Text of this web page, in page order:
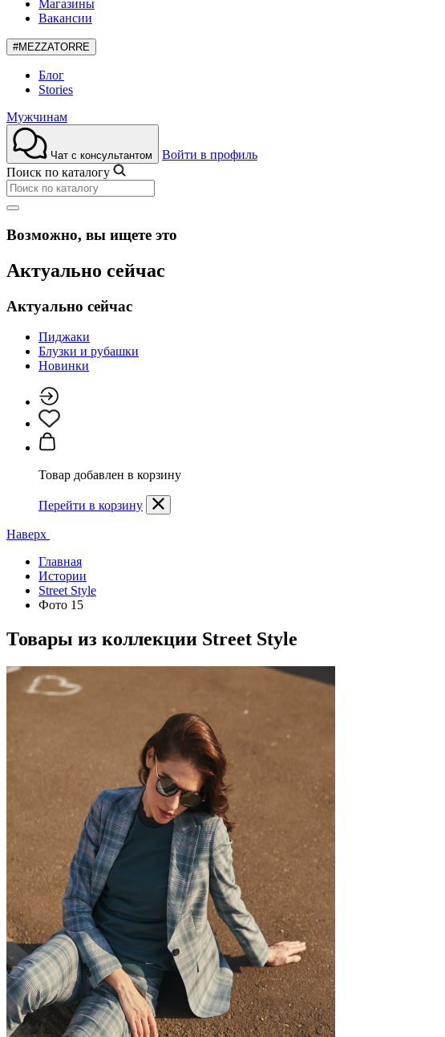
Магазины
Вакансии
#MEZZATORRE
Блог
Stories
Мужчинам
Чат с консультантом
Войти в профиль
Поиск по каталогу
Возможно, вы ищете это
Актуально сейчас
Актуально сейчас
Пиджаки
Блузки и рубашки
Новинки
Товар добавлен в корзину
Перейти в корзину
Наверх
Главная
Истории
Street Style
Фото 15
Товары из коллекции Street Style